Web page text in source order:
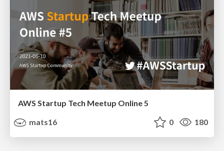
AWS Startup Tech Meetup Online 5
mats16
0 180